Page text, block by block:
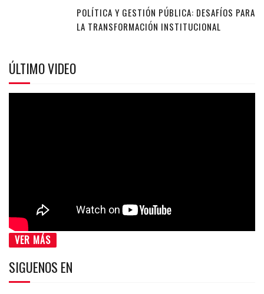
POLÍTICA Y GESTIÓN PÚBLICA: DESAFÍOS PARA
LA TRANSFORMACIÓN INSTITUCIONAL
ÚLTIMO VIDEO
VER MÁS
SIGUENOS EN